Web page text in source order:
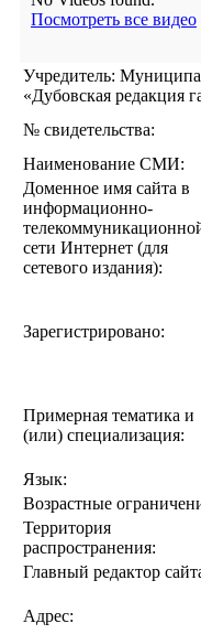
Посмотреть все видео
Учредитель:
«Дубовская редакция
№ свидетельства:
Наименование СМИ:
Доменное имя сайта в
информационно-
сети Интернет (для
сетевого издания):
Зарегистрировано:
Примерная тематика и
(или) специализация:
Язык:
Возрастные
Территория
распространения:
Главный редактор
Адрес: